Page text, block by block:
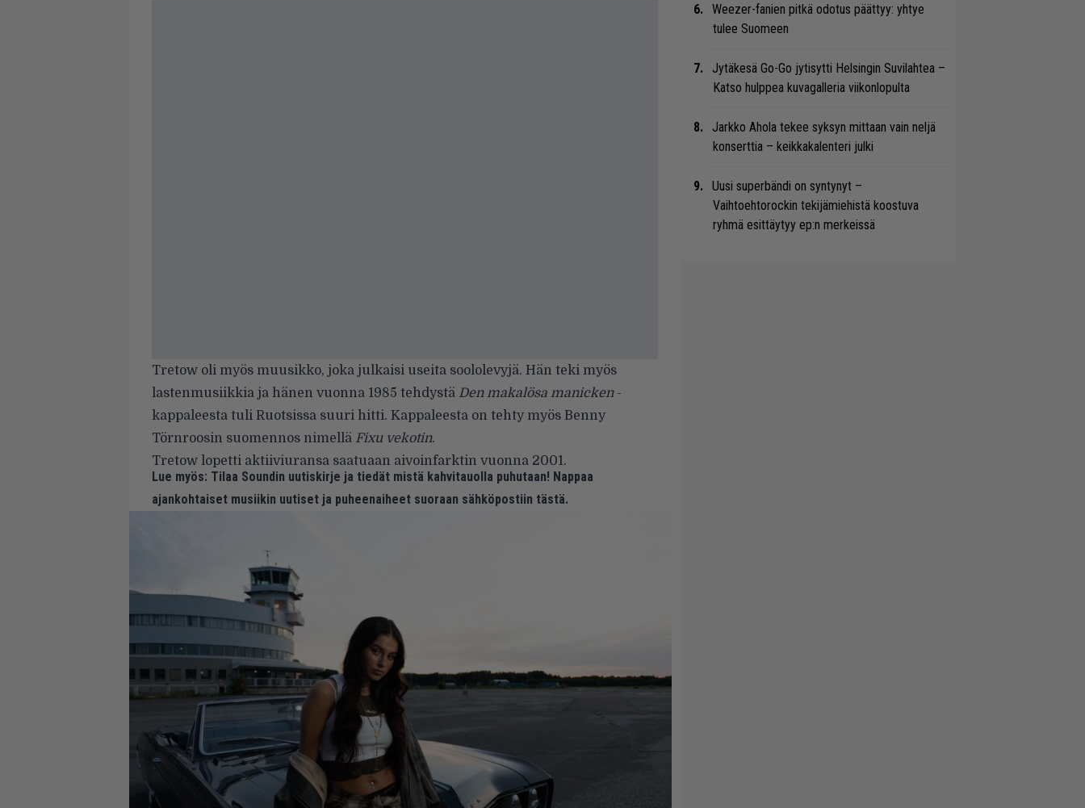
Tretow oli myös muusikko, joka julkaisi useita soololevyjä. Hän teki myös
lastenmusiikkia ja hänen vuonna 1985 tehdystä Den makalösa manicken-
kappaleesta tuli Ruotsissa suuri hitti. Kappaleesta on tehty myös Benny
Törnroosin suomennos nimellä Fixu vekotin.
Tretow lopetti aktiiviuransa saatuaan aivoinfarktin vuonna 2001.
Lue myös: Tilaa Soundin uutiskirje ja tiedät mistä kahvitauolla puhutaan! Nappaa
ajankohtaiset musiikin uutiset ja puheenaiheet suoraan sähköpostiin tästä.
Weezer-fanien pitkä odotus päättyy: yhtye
tulee Suomeen
Jytäkesä Go-Go jytisytti Helsingin Suvilahtea –
Katso hulppea kuvagalleria viikonlopulta
Jarkko Ahola tekee syksyn mittaan vain neljä
konserttia – keikkakalenteri julki
Uusi superbändi on syntynyt –
Vaihtoehtorockin tekijämiehistä koostuva
ryhmä esittäytyy ep:n merkeissä